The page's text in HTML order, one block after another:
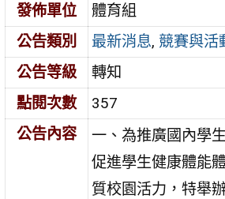
發佈單位
體育組
公告類別
最新消息, 競賽與活
公告等級
轉知
點閱次數
357
公告內容
一、為推廣國內學
促進學生健康體能
質校園活力，特舉